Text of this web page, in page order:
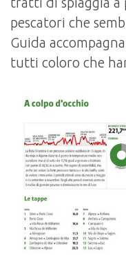
pescatori che
Guida
tutti coloro che